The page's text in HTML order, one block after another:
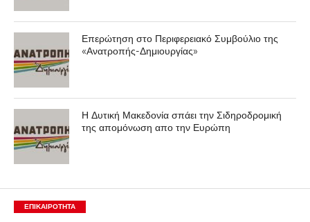
Επερώτηση στο Περιφερειακό Συμβούλιο της
«Ανατροπής-Δημιουργίας»
Η Δυτική Μακεδονία σπάει την Σιδηροδρομική
της απομόνωση απο την Ευρώπη
ΕΠΙΚΑΙΡΟΤΗΤΑ